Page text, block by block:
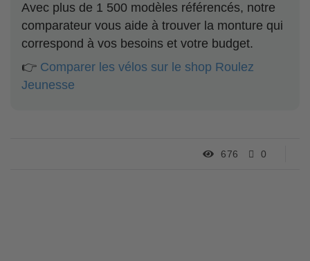
Avec plus de 1 500 modèles référencés, notre
comparateur vous aide à trouver la monture qui
correspond à vos besoins et votre budget.
👉 Comparer les vélos sur le shop Roulez
Jeunesse
676 0